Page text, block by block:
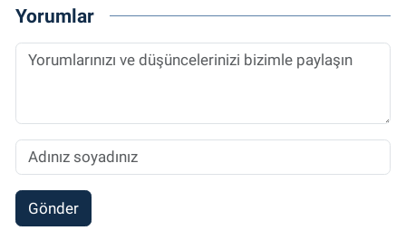
Yorumlar
Gönder